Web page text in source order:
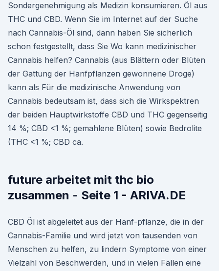
Sondergenehmigung als Medizin konsumieren. Öl aus
THC und CBD. Wenn Sie im Internet auf der Suche
nach Cannabis-Öl sind, dann haben Sie sicherlich
schon festgestellt, dass Sie Wo kann medizinischer
Cannabis helfen? Cannabis (aus Blättern oder Blüten
der Gattung der Hanfpflanzen gewonnene Droge)
kann als Für die medizinische Anwendung von
Cannabis bedeutsam ist, dass sich die Wirkspektren
der beiden Hauptwirkstoffe CBD und THC gegenseitig
14 %; CBD <1 %; gemahlene Blüten) sowie Bedrolite
(THC <1 %; CBD ca.
future arbeitet mit thc bio
zusammen - Seite 1 - ARIVA.DE
CBD Öl ist abgeleitet aus der Hanf-pflanze, die in der
Cannabis-Familie und wird jetzt von tausenden von
Menschen zu helfen, zu lindern Symptome von einer
Vielzahl von Beschwerden, und in vielen Fällen eine